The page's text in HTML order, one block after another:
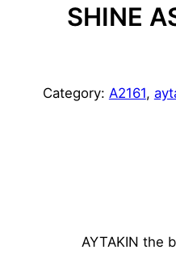
SHINE
Category: A2161,
AYTAKIN the